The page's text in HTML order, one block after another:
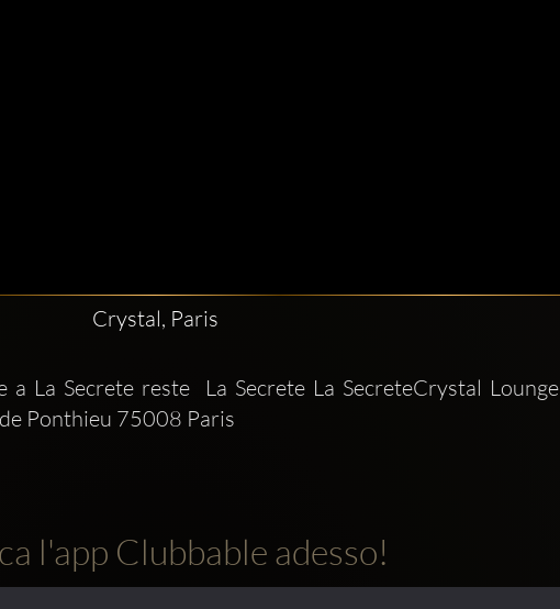
Crystal, Paris
La Secrete reste  La Secrete La SecreteCrystal Lounge
Ponthieu 75008 Paris
l'app Clubbable adesso!